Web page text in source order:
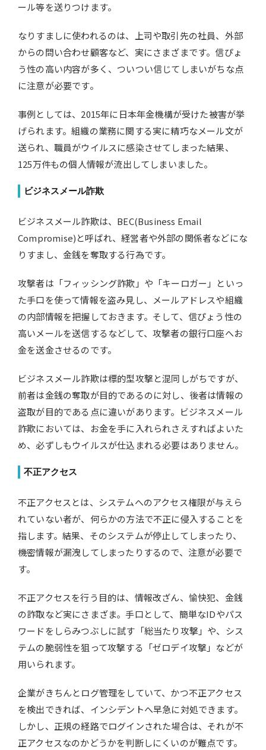
ール等を送りつけます。
なりすましに使われるのは、上司や取引先の社員、外部
からの問い合わせ顧客など、実にさまざまです。信ぴょ
う性の高い内容が多く、ついつい信じてしまいがちな点
に注意が必要です。
事例としては、2015年に日本年金機構が受けた被害が挙
げられます。組織の業務に関する実に精巧なメール文が
送られ、職員がウイルスに感染させてしまった結果、
125万件もの個人情報が流出してしまいました。
ビジネスメール詐欺
ビジネスメール詐欺は、BEC(Business Email
Compromise)と呼ばれ、経営者や外部の関係者などにな
りすまし、金銭を奪取する行為です。
攻撃者は「フィッシング詐欺」や「キーロガー」といっ
た手口を使って情報を盗み見し、メールアドレスや組織
の内部情報を把握しておきます。そして、信ぴょう性の
高いメールを送信するなどして、攻撃者の銀行口座へお
金を送金させるのです。
ビジネスメール詐欺は標的型攻撃と混同しがちですが、
前者は金銭の奪取が目的であるのに対し、後者は情報の
盗取が目的である点に違いがあります。ビジネスメール
詐欺においては、お金を手に入れられさえすればよいた
め、必ずしもウイルスが仕込まれる必要はありません。
不正アクセス
不正アクセスとは、システムへのアクセス権限が与えら
れていない者が、何らかの方法で不正に侵入することを
指します。結果、そのシステムが停止してしまったり、
機密情報が漏洩してしまったりするので、注意が必要で
す。
不正アクセスを行う目的は、情報改ざん、愉快犯、金銭
の詐取など実にさまざま。手口として、簡単なIDやパス
ワードをしらみつぶしに試す「総当たり攻撃」や、シス
テムの脆弱性を狙って攻撃する「ゼロデイ攻撃」などが
用いられます。
企業がきちんとログ管理をしていて、かつ不正アクセス
を検出できれば、インシデントへ早急に対処できます。
しかし、正規の経路でログインされた場合は、それが不
正アクセスなのかどうかを判断しにくいのが難点です。